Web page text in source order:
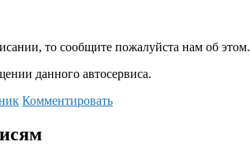
то сообщите пожалуйста нам об этом.
данного автосервиса.
Комментировать